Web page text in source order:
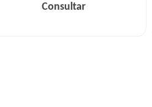
Consultar